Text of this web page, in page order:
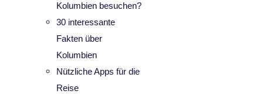
Kolumbien besuchen?
30 interessante
Fakten über
Kolumbien
Nützliche Apps für die
Reise